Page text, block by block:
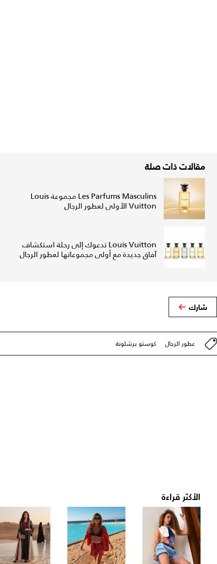
مقالات ذات صلة
Les Parfums Masculins مجموعة Louis
Vuitton الأولى لعطور الرجال
Louis Vuitton تدعوك إلى رحلة استكشاف
آفاق جديدة مع أولى مجموعاتها لعطور الرجال
شارك
عطور الرجال كوستو برشلونة
الأكثر قراءة